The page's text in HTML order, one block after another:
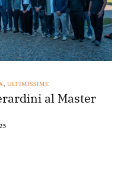
, ULTIMISSIME
al Master